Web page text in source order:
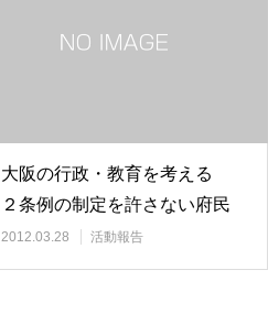
大阪の行政・教育を考える
２条例の制定を許さない府民
集会に参加して
2012.03.28 活動報告